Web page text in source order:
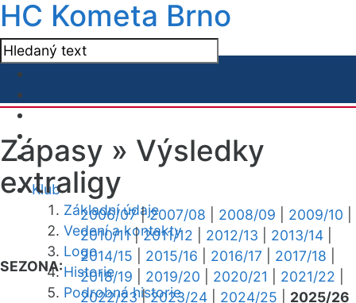
HC Kometa Brno
Klub
Základní údaje
Vedení a kontakty
Logo
Historie
Podrobná historie
Zápasy » Výsledky
extraligy
SEZONA:
2006/07|2007/08 2008/09 2009/10
2010/11|2011/12 2012/13 2013/14
2014/15
2015/16 2016/17 2017/18
2018/19
2019/20 2020/21 2021/22
2022/23|2023/24 2024/25
2025/26